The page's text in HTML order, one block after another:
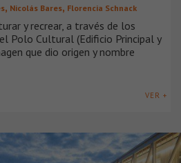
, Nicolás Bares, Florencia Schnack
y recrear, a través de los
Polo Cultural (Edificio Principal y
que dio origen y nombre
VER +